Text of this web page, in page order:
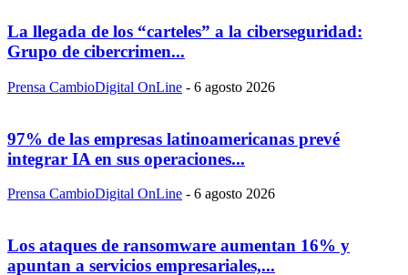
La llegada de los “carteles” a la ciberseguridad:
Grupo de cibercrimen...
Prensa CambioDigital OnLine - 6 agosto 2026
97% de las empresas latinoamericanas prevé
integrar IA en sus operaciones...
Prensa CambioDigital OnLine - 6 agosto 2026
Los ataques de ransomware aumentan 16% y
apuntan a servicios empresariales,...